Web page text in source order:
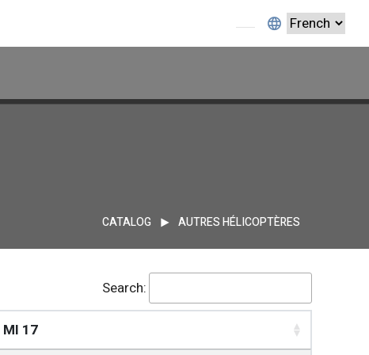
CATALOG AUTRES HÉLICOPTÈRES
Search:
MI 17